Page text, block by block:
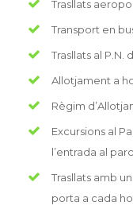
Trasllats
Transport en
Trasllats al P.N.
Allotjament a
Règim
Excursions al
l’entrada al
Trasllats amb
porta a cada